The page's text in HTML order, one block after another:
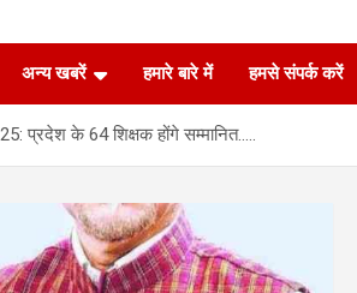
अन्य खबरें हमारे बारे में हमसे संपर्क करें
प्रदेश के 64 शिक्षक होंगे सम्मानित…..